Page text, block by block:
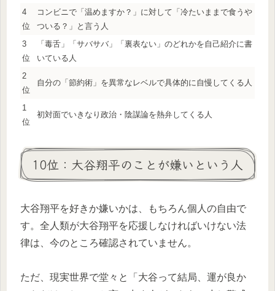
4
位
コンビニで「温めますか？」に対して「冷たいままで食うや
ついる？」と言う人
3
位
「毒舌」「サバサバ」「裏表ない」のどれかを自己紹介に書
いている人
2
位
自分の「節約術」を異常なレベルで具体的に自慢してくる人
1
位
初対面でいきなり政治・陰謀論を熱弁してくる人
10位：大谷翔平のことが嫌いという人
大谷翔平を好きか嫌いかは、もちろん個人の自由で
す。全人類が大谷翔平を応援しなければいけない法
律は、今のところ確認されていません。
ただ、現実世界で堂々と「大谷って結局、運が良か